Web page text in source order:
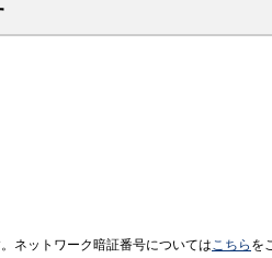
ネットワーク暗証番号についてはこちら を